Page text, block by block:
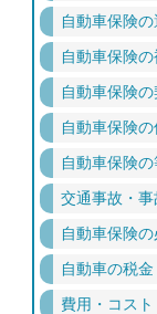
自動車保険
自動車保険
自動車保険の
自動車保険
自動車保険
交通事故・
自動車保険
自動車の税金
費用・コスト